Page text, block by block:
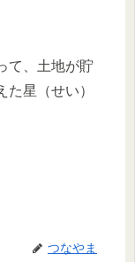
て、土地が貯
星（せい）
つなやま